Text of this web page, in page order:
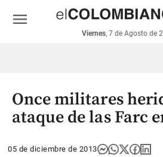
económicos
Colombia
Viernes, 7 de Agosto de
menu
Once militares
ataque de las Farc
05 de diciembre de 2013